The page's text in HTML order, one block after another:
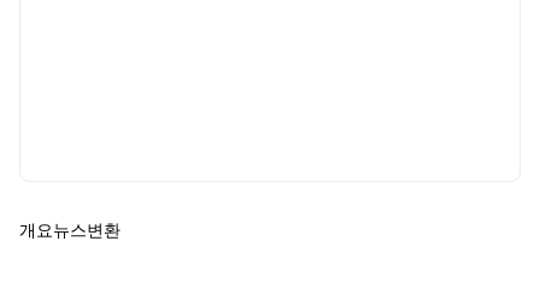
개요뉴스변환